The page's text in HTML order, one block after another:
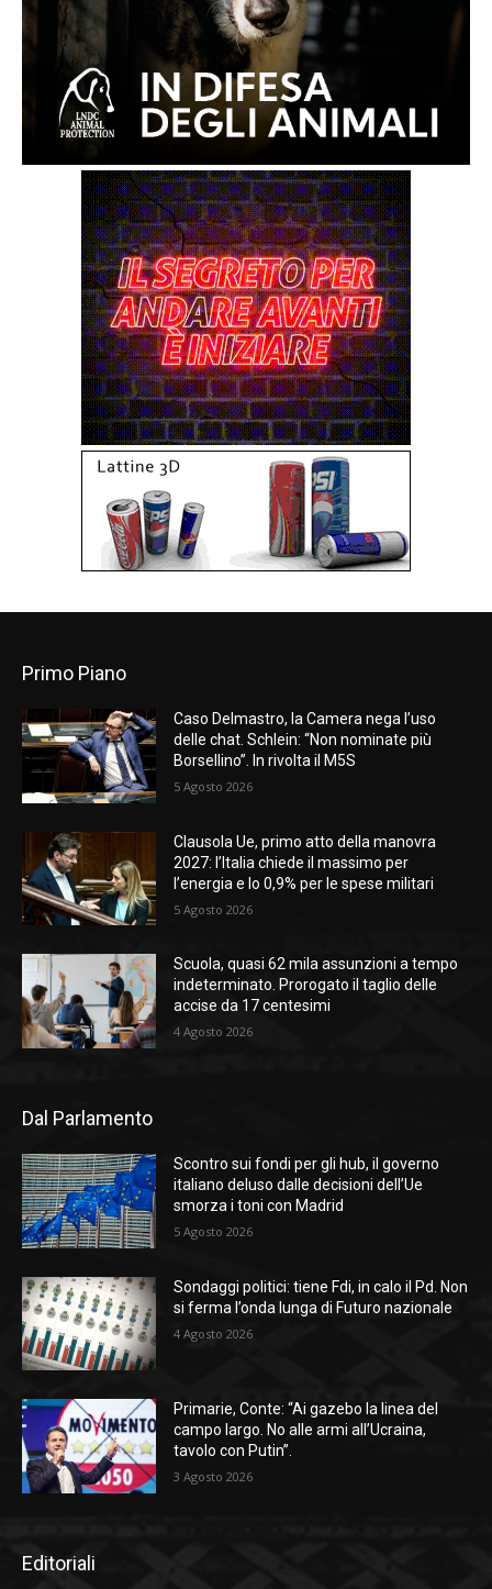
Primo Piano
Caso Delmastro, la Camera nega l’uso
delle chat. Schlein: “Non nominate più
Borsellino”. In rivolta il M5S
5 Agosto 2026
Clausola Ue, primo atto della manovra
2027: l’Italia chiede il massimo per
l’energia e lo 0,9% per le spese militari
5 Agosto 2026
Scuola, quasi 62 mila assunzioni a tempo
indeterminato. Prorogato il taglio delle
accise da 17 centesimi
4 Agosto 2026
Dal Parlamento
Scontro sui fondi per gli hub, il governo
italiano deluso dalle decisioni dell’Ue
smorza i toni con Madrid
5 Agosto 2026
Sondaggi politici: tiene Fdi, in calo il Pd. Non
si ferma l’onda lunga di Futuro nazionale
4 Agosto 2026
Primarie, Conte: “Ai gazebo la linea del
campo largo. No alle armi all’Ucraina,
tavolo con Putin”.
3 Agosto 2026
Editoriali